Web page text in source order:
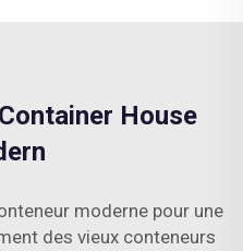
House
moderne pour une
des vieux conteneurs